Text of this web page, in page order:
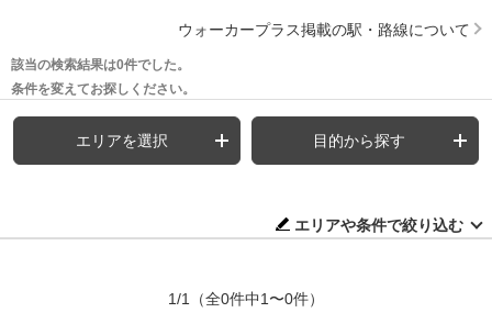
ウォーカープラス掲載の駅・路線について
該当の検索結果は0件でした。
条件を変えてお探しください。
エリアを選択 目的から探す
エリアや条件で絞り込む
1/1 （全0件中1〜0件）